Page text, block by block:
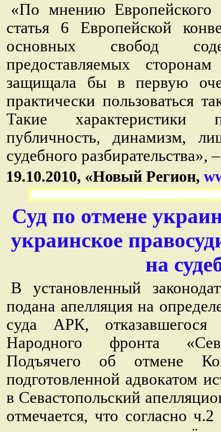
«По мнению
статья 6 Европейской
основных свобод
предоставляемых
защищала бы в первую
практически пользоваться
Такие характеристики
публичность, динамизм,
судебного разбирательства»,
19.10.2010, «Новый Регион,
Суд по отмене
украинское
на
В установленный
подана апелляция на
суда АРК, отказавшегося
Народного фронта
Подъячего об отмене
подготовленной адвокатом
в Севастопольский
отмечается, что согласно